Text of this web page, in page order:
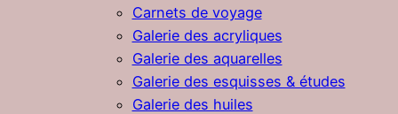
Carnets de voyage
Galerie des acryliques
Galerie des aquarelles
Galerie des esquisses & études
Galerie des huiles